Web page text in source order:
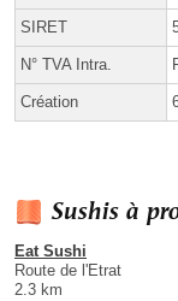
SIRET
N° TVA Intra.
Création
Sushis à
Eat Sushi
Route de l'Etrat
2.3 km